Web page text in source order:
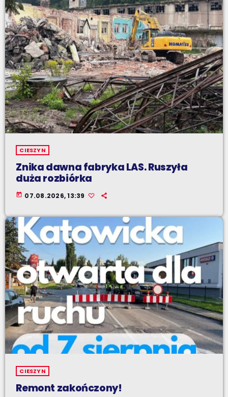
CIESZYN
Znika dawna fabryka LAS. Ruszyła
duża rozbiórka
today 07.08.2026, 13:39
CIESZYN
Remont zakończony!